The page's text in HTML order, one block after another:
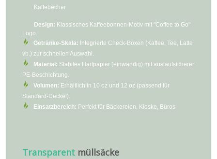
Kaffebecher
Design: Klassisches Kaffeebohnen-Motiv mit "Coffee to Go"
Logo.
Getränke-Skala: Integrierte Check-Boxen (Kaffee, Tee, Latte
vb.) zur schnellen Auswahl.
Material: Stabiles Hartpapier (einwandig) mit auslaufsicherer
PE-Beschichtung.
Volumen: Erhältlich in 10 oz und 12 oz (passend für
Standard-Deckel).
Einsatzbereich: Perfekt für Bäckereien, Kioske, Büros
Transparent müllsäcke